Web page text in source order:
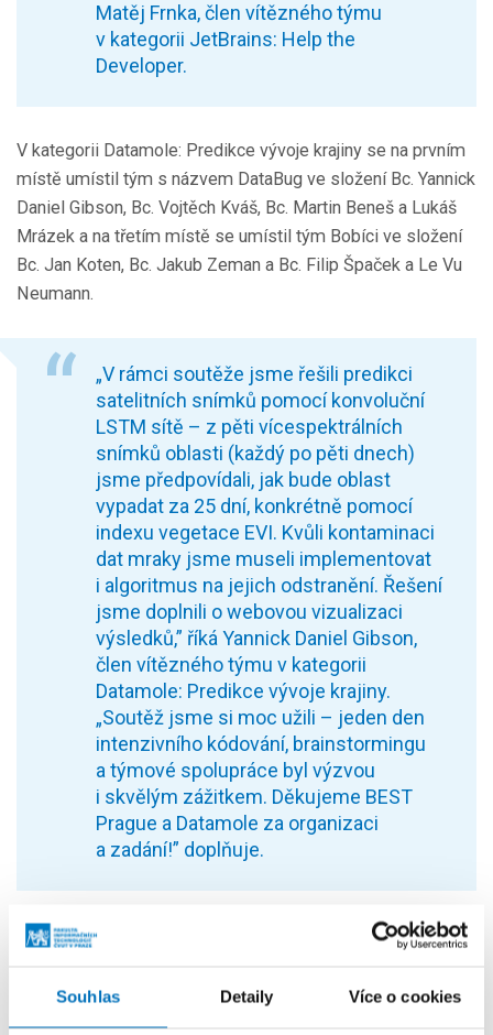
Souhlas Detaily Více o cookies
Matěj Frnka, člen vítězného týmu
v kategorii JetBrains: Help the
Developer.
V kategorii Datamole: Predikce vývoje krajiny se na prvním
místě umístil tým s názvem DataBug ve složení Bc. Yannick
Daniel Gibson, Bc. Vojtěch Kváš, Bc. Martin Beneš a Lukáš
Mrázek a na třetím místě se umístil tým Bobíci ve složení
Bc. Jan Koten, Bc. Jakub Zeman a Bc. Filip Špaček a Le Vu
Neumann.
„V rámci soutěže jsme řešili predikci
satelitních snímků pomocí konvoluční
LSTM sítě – z pěti vícespektrálních
snímků oblasti (každý po pěti dnech)
jsme předpovídali, jak bude oblast
vypadat za 25 dní, konkrétně pomocí
indexu vegetace EVI. Kvůli kontaminaci
dat mraky jsme museli implementovat
i algoritmus na jejich odstranění. Řešení
jsme doplnili o webovou vizualizaci
výsledků,” říká Yannick Daniel Gibson,
člen vítězného týmu v kategorii
Datamole: Predikce vývoje krajiny.
„Soutěž jsme si moc užili – jeden den
intenzivního kódování, brainstormingu
a týmové spolupráce byl výzvou
i skvělým zážitkem. Děkujeme BEST
Prague a Datamole za organizaci
a zadání!” doplňuje.